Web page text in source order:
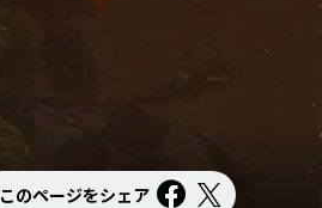
このページをシェア